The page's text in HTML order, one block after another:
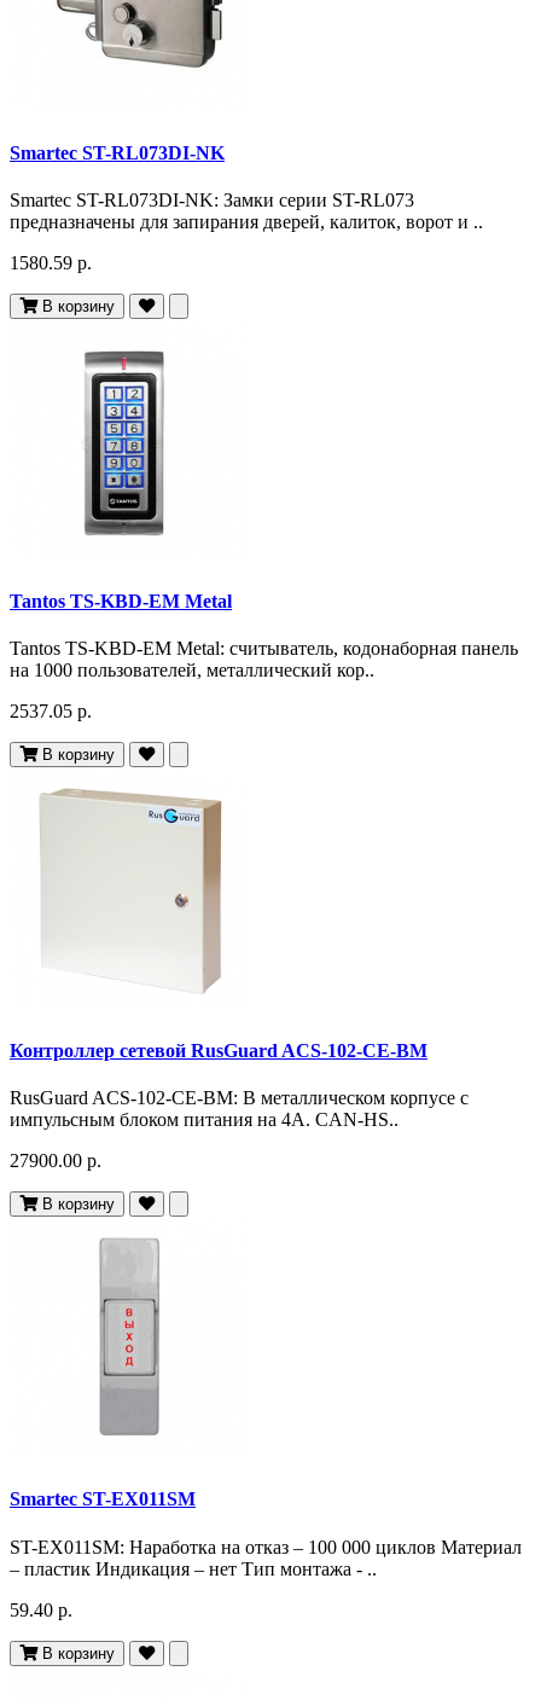
Smartec ST-RL073DI-NK
Smartec ST-RL073DI-NK: Замки серии ST-RL073
предназначены для запирания дверей, калиток, ворот и ..
1580.59 р.
В корзину
Tantos TS-KBD-EM Metal
Tantos TS-KBD-EM Metal: считыватель, кодонаборная панель
на 1000 пользователей, металлический кор..
2537.05 р.
В корзину
Контроллер сетевой RusGuard ACS-102-CE-BM
RusGuard ACS-102-CE-BM: В металлическом корпусе с
импульсным блоком питания на 4А. CAN-HS..
27900.00 р.
В корзину
Smartec ST-EX011SM
ST-EX011SM: Наработка на отказ – 100 000 циклов Материал
– пластик Индикация – нет Тип монтажа - ..
59.40 р.
В корзину